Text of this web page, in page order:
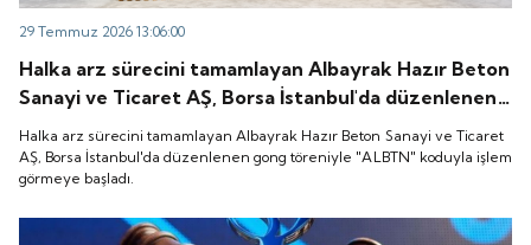
29 Temmuz 2026 13:06:00
Halka arz sürecini tamamlayan Albayrak Hazır Beton
Sanayi ve Ticaret AŞ, Borsa İstanbul'da düzenlenen
gong töreniyle "ALBTN" koduyla işlem görmeye
başladı.
Halka arz sürecini tamamlayan Albayrak Hazır Beton Sanayi ve Ticaret
AŞ, Borsa İstanbul'da düzenlenen gong töreniyle "ALBTN" koduyla işlem
görmeye başladı.